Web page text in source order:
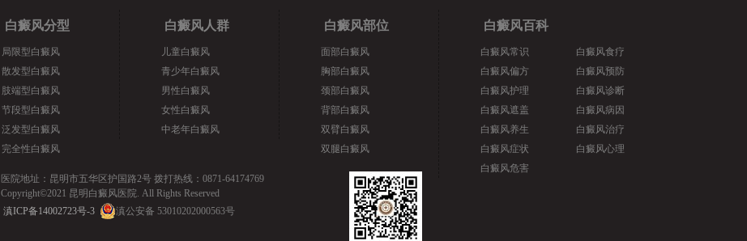
白癜风分型
局限型白癜风
散发型白癜风
肢端型白癜风
节段型白癜风
泛发型白癜风
完全性白癜风
白癜风人群
儿童白癜风
青少年白癜风
男性白癜风
女性白癜风
中老年白癜风
白癜风部位
面部白癜风
胸部白癜风
颈部白癜风
背部白癜风
双臂白癜风
双腿白癜风
白癜风百科
白癜风常识
白癜风偏方
白癜风护理
白癜风遮盖
白癜风养生
白癜风症状
白癜风危害
白癜风食疗
白癜风预防
白癜风诊断
白癜风病因
白癜风治疗
白癜风心理
医院地址：昆明市五华区护国路2号 拨打热线：0871-64174769
Copyright©2021 昆明白癜风医院. All Rights Reserved
滇ICP备14002723号-3
滇公安备 53010202000563号